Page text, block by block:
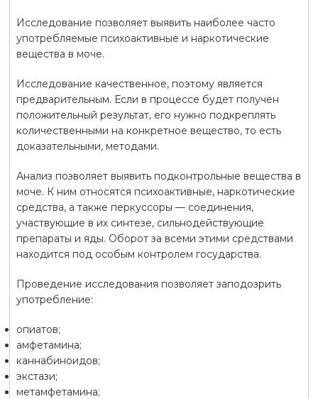
Исследование позволяет выявить наиболее часто
употребляемые психоактивные и наркотические
вещества в моче.
Исследование качественное, поэтому является
предварительным. Если в процессе будет получен
положительный результат, его нужно подкреплять
количественными на конкретное вещество, то есть
доказательными, методами.
Анализ позволяет выявить подконтрольные вещества в
моче. К ним относятся психоактивные, наркотические
средства, а также перкуссоры — соединения,
участвующие в их синтезе, сильнодействующие
препараты и яды. Оборот за всеми этими средствами
находится под особым контролем государства.
Проведение исследования позволяет заподозрить
употребление:
опиатов;
амфетамина;
каннабиноидов;
экстази;
метамфетамина;